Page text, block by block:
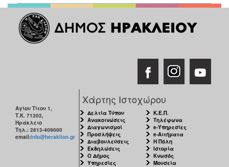
Ο
ΤΟΠΟΣ
Αγίου Τίτου 1,
Τ.Κ. 71202,
Ηράκλειο
Τηλ.: 2813-409000
email:info@heraklion.gr
Χάρτης Ιστοχώρου
Δελτία Τύπου
Ανακοινώσεις
Διαγωνισμοί
Προσλήψεις
Διαβουλεύσεις
Εκδηλώσεις
Ο Δήμος
Υπηρεσίες
Κ.Ε.Π.
Τηλέφωνα
e-Υπηρεσίες
e-Αιτήματα
Η Πόλη
Ιστορία
Κνωσός
Μουσεία